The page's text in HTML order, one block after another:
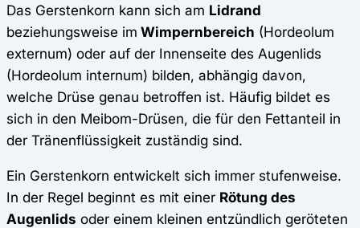
Das Gerstenkorn kann sich am Lidrand
beziehungsweise im Wimpernbereich (Hordeolum
externum) oder auf der Innenseite des Augenlids
(Hordeolum internum) bilden, abhängig davon,
welche Drüse genau betroffen ist. Häufig bildet es
sich in den Meibom-Drüsen, die für den Fettanteil in
der Tränenflüssigkeit zuständig sind.
Ein Gerstenkorn entwickelt sich immer stufenweise.
In der Regel beginnt es mit einer Rötung des
Augenlids oder einem kleinen entzündlich geröteten